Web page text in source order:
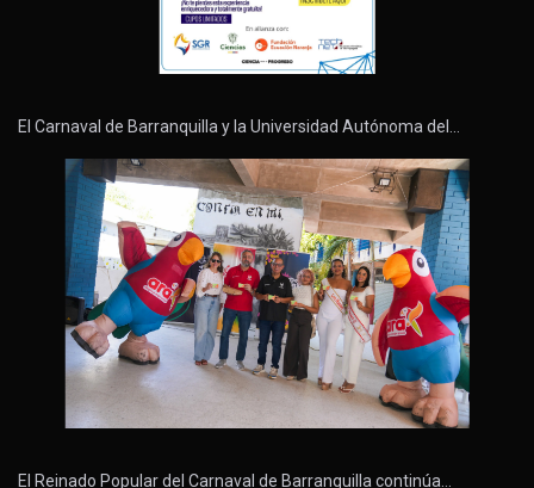
El Carnaval de Barranquilla y la Universidad Autónoma del…
El Reinado Popular del Carnaval de Barranquilla continúa…